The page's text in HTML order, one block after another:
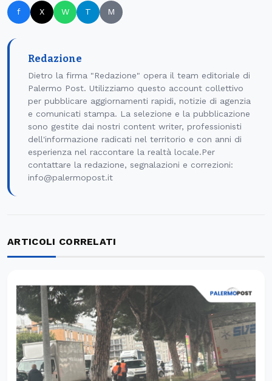
f X W T M
Redazione
Dietro la firma "Redazione" opera il team editoriale di
Palermo Post. Utilizziamo questo account collettivo
per pubblicare aggiornamenti rapidi, notizie di agenzia
e comunicati stampa. La selezione e la pubblicazione
sono gestite dai nostri content writer, professionisti
dell'informazione radicati nel territorio e con anni di
esperienza nel raccontare la realtà locale.Per
contattare la redazione, segnalazioni e correzioni:
info@palermopost.it
ARTICOLI CORRELATI